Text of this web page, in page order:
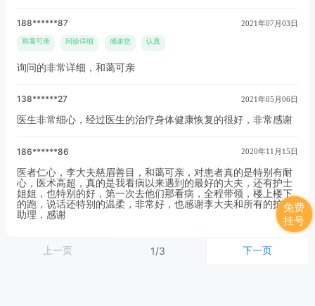
188******87 2021年07月03日
和蔼可亲 问诊详细 感谢您 认真
询问的非常详细，和蔼可亲
138******27 2021年05月06日
医生非常细心，经过医生的治疗身体健康恢复的很好，非常感谢
186******86 2020年11月15日
医者仁心，李大夫慈眉善目，和蔼可亲，对患者真的是特别有耐
心，医术高超，真的是我看病以来遇到的最好的大夫，还有护士
姐姐，也特别的好，第一次去他们那看病，全程带领，楼上楼下
的跑，说话还特别的温柔，非常好，也感谢李大夫和所有的护士
助理，感谢
上一页 1/3 下一页
免费
挂号